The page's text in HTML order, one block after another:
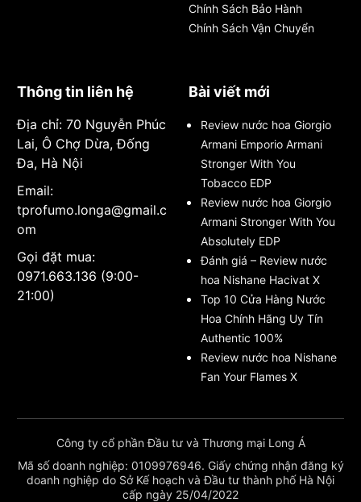
Chính Sách Bảo Hành
Chính Sách Vận Chuyển
Thông tin liên hệ
Địa chỉ: 70 Nguyễn Phúc
Lai, Ô Chợ Dừa, Đống
Đa, Hà Nội
Email:
tprofumo.longa@gmail.c
om
Gọi đặt mua:
0971.663.136 (9:00-
21:00)
Bài viết mới
Review nước hoa Giorgio
Armani Emporio Armani
Stronger With You
Tobacco EDP
Review nước hoa Giorgio
Armani Stronger With You
Absolutely EDP
Đánh giá – Review nước
hoa Nishane Hacivat X
Top 10 Cửa Hàng Nước
Hoa Chính Hãng Uy Tín
Authentic 100%
Review nước hoa Nishane
Fan Your Flames X
Công ty cổ phần Đầu tư và Thương mại Long Á
Mã số doanh nghiệp: 0109976946. Giấy chứng nhận đăng ký
doanh nghiệp do Sở Kế hoạch và Đầu tư thành phố Hà Nội
cấp ngày 25/04/2022